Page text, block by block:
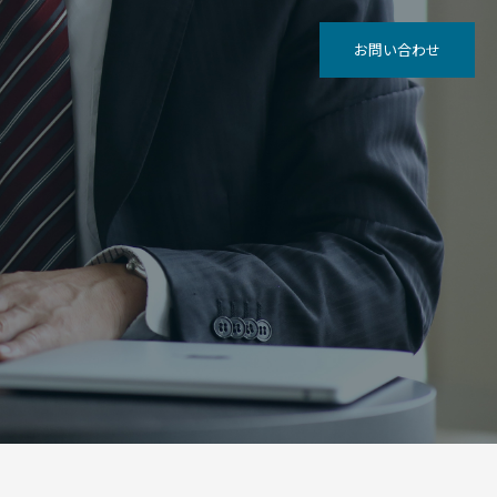
お問い合わせ